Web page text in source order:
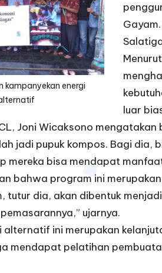
kampanyekan energi
luar
Joni Wicaksono
jadi pupuk kompos. Bagi
mereka bisa mendapat
bahwa program ini
tutur dia, akan dibentuk
ujarnya.
alternatif ini merupakan
mendapat pelatihan